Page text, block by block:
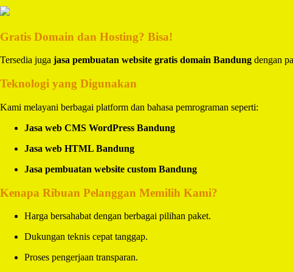
Gratis Domain dan Hosting? Bisa!
Tersedia juga jasa pembuatan website gratis domain Bandung dengan
Teknologi yang Digunakan
Kami melayani berbagai platform dan bahasa pemrograman seperti:
Jasa web CMS WordPress Bandung
Jasa web HTML Bandung
Jasa pembuatan website custom Bandung
Kenapa Ribuan Pelanggan Memilih Kami?
Harga bersahabat dengan berbagai pilihan paket.
Dukungan teknis cepat tanggap.
Proses pengerjaan transparan.